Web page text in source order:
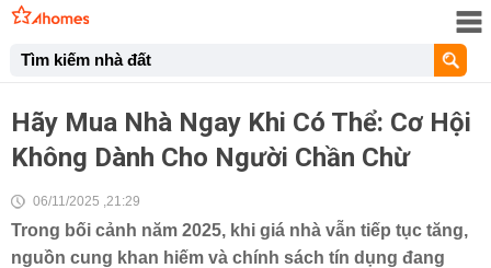
Tìm kiếm nhà đất
Hãy Mua Nhà Ngay Khi Có Thể: Cơ Hội
Không Dành Cho Người Chần Chừ
06/11/2025 ,21:29
Trong bối cảnh năm 2025, khi giá nhà vẫn tiếp tục tăng,
nguồn cung khan hiếm và chính sách tín dụng đang